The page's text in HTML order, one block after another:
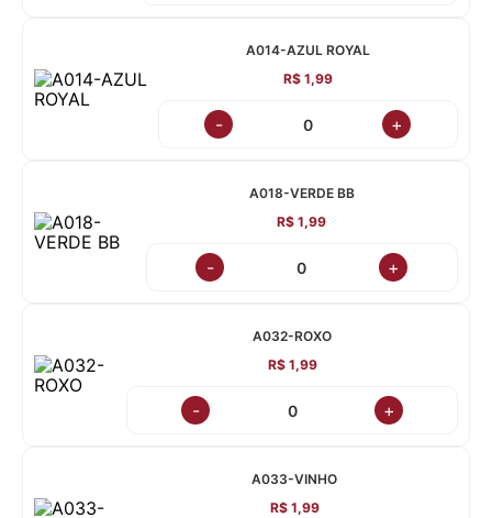
A014-AZUL ROYAL
R$ 1,99
- +
A018-VERDE BB
R$ 1,99
- +
A032-ROXO
R$ 1,99
- +
A033-VINHO
R$ 1,99